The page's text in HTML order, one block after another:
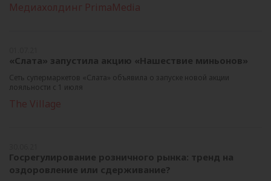
Медиахолдинг PrimaMedia
«Слата» запустила акцию «Нашествие миньонов»
Сеть супермаркетов «Слата» объявила о запуске новой акции
лояльности с 1 июля
The Village
Госрегулирование розничного рынка: тренд на
оздоровление или сдерживание?